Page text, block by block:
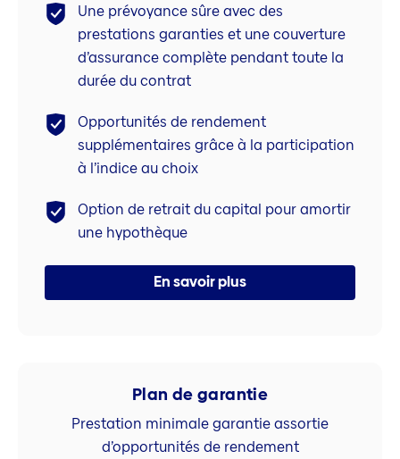
Une prévoyance sûre avec des
prestations garanties et une couverture
d’assurance complète pendant toute la
durée du contrat
Opportunités de rendement
supplémentaires grâce à la participation
à l’indice au choix
Option de retrait du capital pour amortir
une hypothèque
En savoir plus
Plan de garantie
Prestation minimale garantie assortie
d’opportunités de rendement